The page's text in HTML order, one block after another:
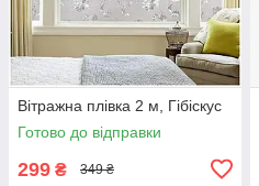
Вітражна плівка 2 м, Гібіскус
Готово до відправки
299 ₴ 349 ₴